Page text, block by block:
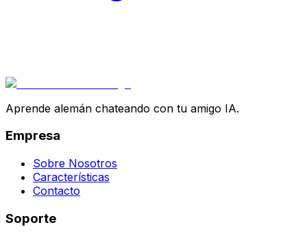
Aprende alemán chateando con tu amigo IA.
Empresa
Sobre Nosotros
Características
Contacto
Soporte